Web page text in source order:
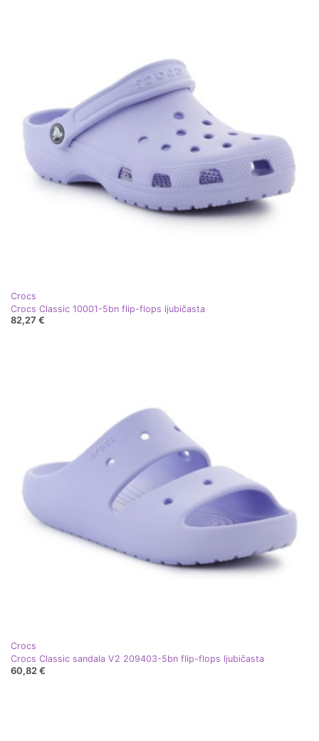
Crocs
Crocs Classic 10001-5bn flip-flops ljubičasta
82,27 €
Crocs
Crocs Classic sandala V2 209403-5bn flip-flops ljubičasta
60,82 €